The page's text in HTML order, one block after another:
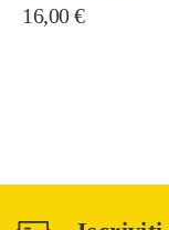
16,00 €